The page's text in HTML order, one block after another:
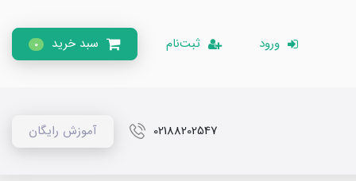
ورود ثبت‌نام سبد خرید 0
02188202547 آموزش رایگان